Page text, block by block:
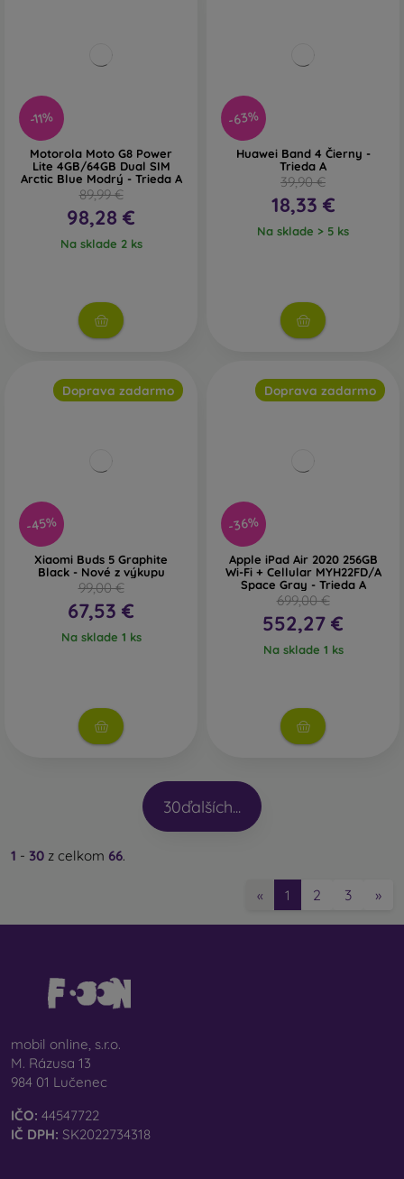
-11%
Motorola Moto G8 Power
Lite 4GB/64GB Dual SIM
Arctic Blue Modrý - Trieda A
89,99 €
98,28 €
Na sklade 2 ks
-63%
Huawei Band 4 Čierny -
Trieda A
39,90 €
18,33 €
Na sklade > 5 ks
-45%
Doprava zadarmo
Xiaomi Buds 5 Graphite
Black - Nové z výkupu
99,00 €
67,53 €
Na sklade 1 ks
-36%
Doprava zadarmo
Apple iPad Air 2020 256GB
Wi-Fi + Cellular MYH22FD/A
Space Gray - Trieda A
699,00 €
552,27 €
Na sklade 1 ks
30ďalších...
1 - 30 z celkom 66.
« 1 2 3 »
mobil online, s.r.o.
M. Rázusa 13
984 01 Lučenec
IČO: 44547722
IČ DPH: SK2022734318